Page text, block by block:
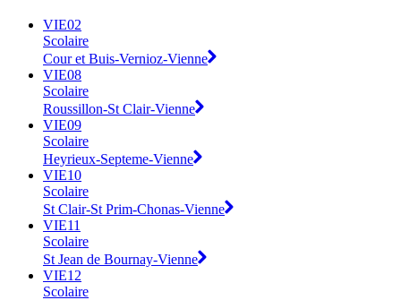
VIE02
Scolaire
Cour et Buis-Vernioz-Vienne
VIE08
Scolaire
Roussillon-St Clair-Vienne
VIE09
Scolaire
Heyrieux-Septeme-Vienne
VIE10
Scolaire
St Clair-St Prim-Chonas-Vienne
VIE11
Scolaire
St Jean de Bournay-Vienne
VIE12
Scolaire